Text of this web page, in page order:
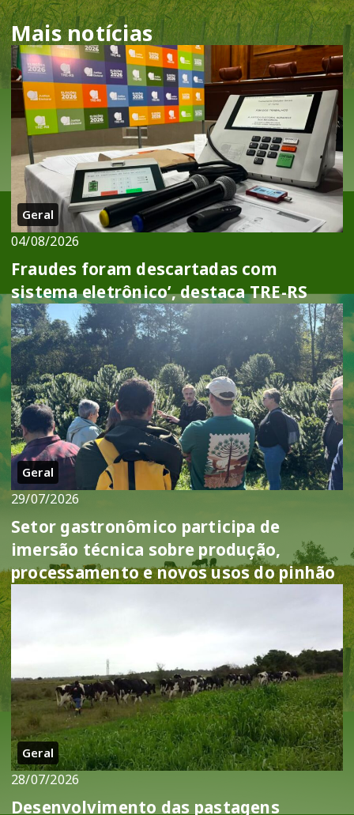
Mais notícias
Geral
04/08/2026
Fraudes foram descartadas com
sistema eletrônico’, destaca TRE-RS
Geral
29/07/2026
Setor gastronômico participa de
imersão técnica sobre produção,
processamento e novos usos do pinhão
Geral
28/07/2026
Desenvolvimento das pastagens